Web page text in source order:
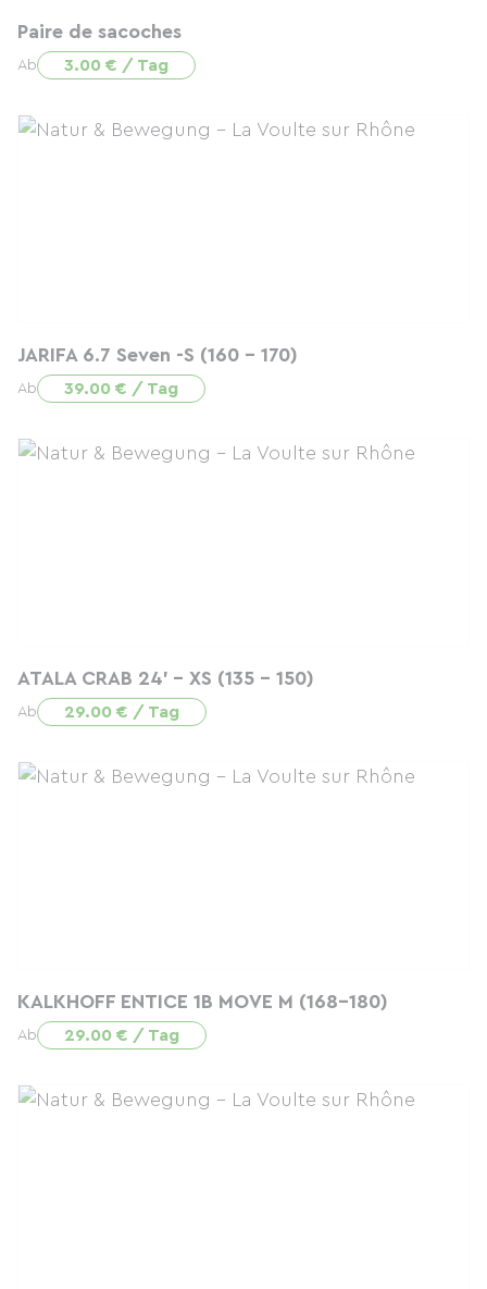
Paire de sacoches
Ab 3.00 € / Tag
JARIFA 6.7 Seven -S (160 - 170)
Ab 39.00 € / Tag
ATALA CRAB 24' - XS (135 - 150)
Ab 29.00 € / Tag
KALKHOFF ENTICE 1B MOVE M (168-180)
Ab 29.00 € / Tag